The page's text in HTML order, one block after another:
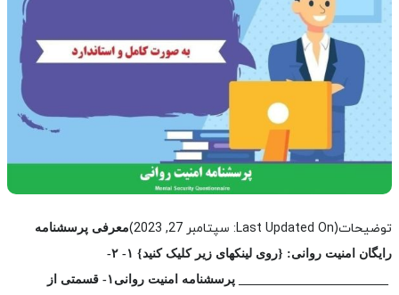
توضیحات(Last Updated On: سپتامبر 27, 2023)
معرفی پرسشنامه
رایگان امنیت روانی: {روی لینکهای زیر کلیک کنید} ۱-
۲-
پرسشنامه امنیت روانی ۱- قسمتی از